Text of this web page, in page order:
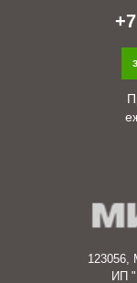
123056,
ИП